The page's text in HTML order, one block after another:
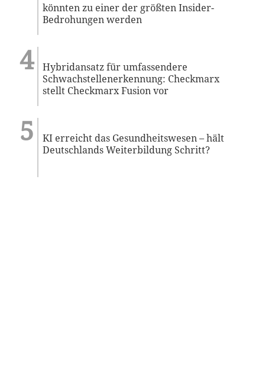
könnten zu einer der größten Insider-
Bedrohungen werden
Hybridansatz für umfassendere
Schwachstellenerkennung: Checkmarx
stellt Checkmarx Fusion vor
KI erreicht das Gesundheitswesen – hält
Deutschlands Weiterbildung Schritt?